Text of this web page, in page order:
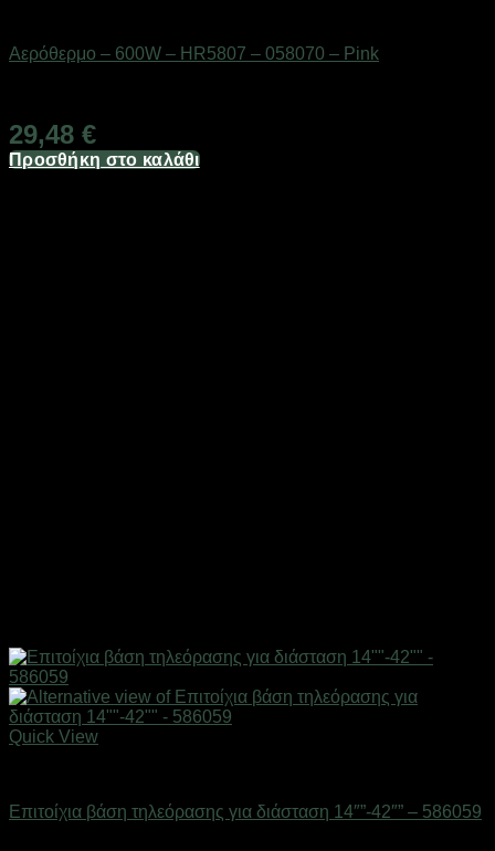
Αερόθερμο – 600W – HR5807 – 058070 – Pink
29,48 €
Προσθήκη στο καλάθι
Quick View
Επιτοίχια βάση τηλεόρασης για διάσταση 14″”-42″” – 586059